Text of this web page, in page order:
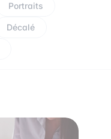
Portraits
Décalé